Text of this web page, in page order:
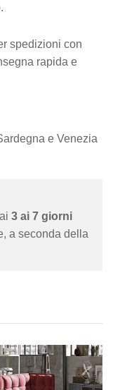
spedizioni con
rapida e
e Venezia
3 ai 7 giorni
a seconda della